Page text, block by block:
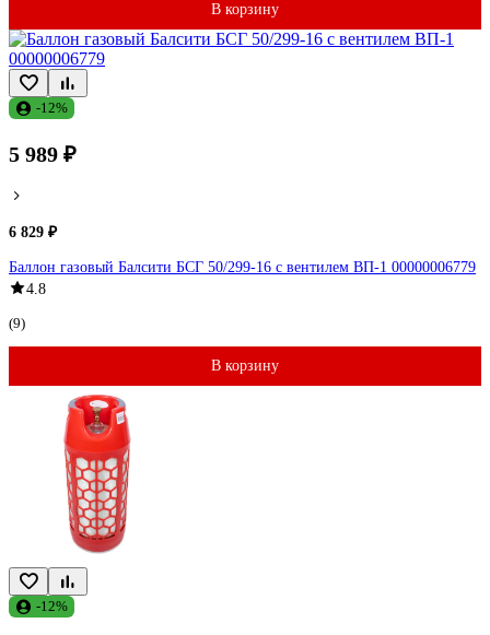
В корзину
-12%
5 989 ₽
6 829 ₽
Баллон газовый Балсити БСГ 50/299-16 с вентилем ВП-1 00000006779
4.8
(9)
В корзину
-12%